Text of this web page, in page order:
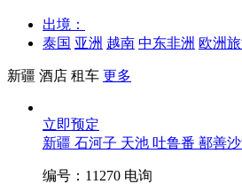
出境：
泰国 亚洲 越南 中东非洲 欧洲
新疆 酒店 租车 更多
立即预定
新疆 石河子 天池 吐鲁番 鄯善
编号：11270 电询